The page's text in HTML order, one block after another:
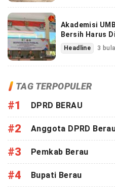
Akademisi
Bersih Harus
Headline 3
TAG TERPOPULER
#1 DPRD BERAU
#2 Anggota DPRD
#3 Pemkab Berau
#4 Bupati Berau